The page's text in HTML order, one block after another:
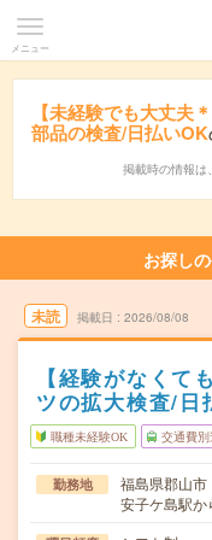
メニュー
【未経験でも大丈夫
部品の検査/日払いOK
掲載時の情報は、
お探し
未読 掲載日 2026/08/08
【経験がなくて
ツの拡大検査/日
職種未経験OK 交通費別
勤務地
福島県郡山市
安子ケ島駅か